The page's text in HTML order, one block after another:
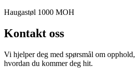
Haugastøl 1000 MOH
Kontakt oss
Vi hjelper deg med spørsmål om
hvordan du kommer deg hit.